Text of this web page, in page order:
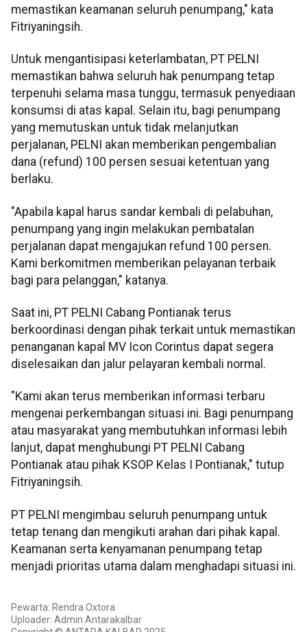
memastikan keamanan seluruh penumpang," kata
Fitriyaningsih.
Untuk mengantisipasi keterlambatan, PT PELNI
memastikan bahwa seluruh hak penumpang tetap
terpenuhi selama masa tunggu, termasuk penyediaan
konsumsi di atas kapal. Selain itu, bagi penumpang
yang memutuskan untuk tidak melanjutkan
perjalanan, PELNI akan memberikan pengembalian
dana (refund) 100 persen sesuai ketentuan yang
berlaku.
"Apabila kapal harus sandar kembali di pelabuhan,
penumpang yang ingin melakukan pembatalan
perjalanan dapat mengajukan refund 100 persen.
Kami berkomitmen memberikan pelayanan terbaik
bagi para pelanggan," katanya.
Saat ini, PT PELNI Cabang Pontianak terus
berkoordinasi dengan pihak terkait untuk memastikan
penanganan kapal MV Icon Corintus dapat segera
diselesaikan dan jalur pelayaran kembali normal.
"Kami akan terus memberikan informasi terbaru
mengenai perkembangan situasi ini. Bagi penumpang
atau masyarakat yang membutuhkan informasi lebih
lanjut, dapat menghubungi PT PELNI Cabang
Pontianak atau pihak KSOP Kelas I Pontianak," tutup
Fitriyaningsih.
PT PELNI mengimbau seluruh penumpang untuk
tetap tenang dan mengikuti arahan dari pihak kapal.
Keamanan serta kenyamanan penumpang tetap
menjadi prioritas utama dalam menghadapi situasi ini.
Pewarta: Rendra Oxtora
Uploader: Admin Antarakalbar